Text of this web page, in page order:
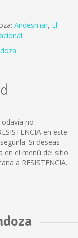
Andesmar, El
no
en este
Si deseas
en el menú del sitio
a RESISTENCIA.